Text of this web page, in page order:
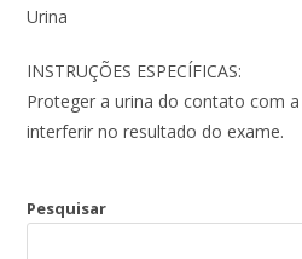
Urina
INSTRUÇÕES ESPECÍFICAS:
Proteger a urina do contato com
interferir no resultado do exame.
Pesquisar